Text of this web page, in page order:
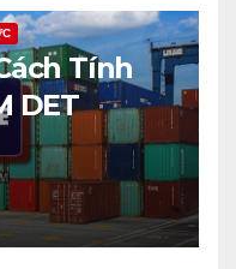
Tính
DET